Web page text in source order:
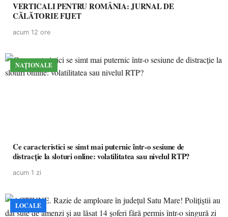
VERTICALI PENTRU ROMÂNIA: JURNAL DE
CĂLĂTORIE FIJET
acum 12 ore
NAȚIONALE
Ce caracteristici se simt mai puternic într-o sesiune de
distracție la sloturi online: volatilitatea sau nivelul RTP?
acum 1 zi
LOCALE